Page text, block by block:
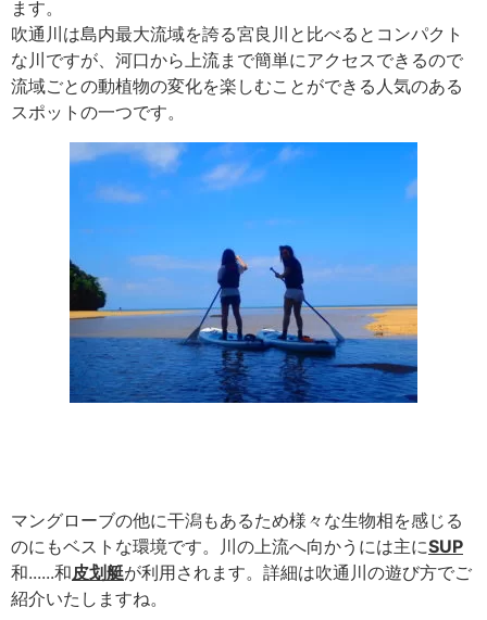
ます。
吹通川は島内最大流域を誇る宮良川と比べるとコンパクト
な川ですが、河口から上流まで簡単にアクセスできるので
流域ごとの動植物の変化を楽しむことができる人気のある
スポットの一つです。
マングローブの他に干潟もあるため様々な生物相を感じる
のにもベストな環境です。川の上流へ向かうには主にSUP
和......和皮划艇が利用されます。詳細は吹通川の遊び方でご
紹介いたしますね。